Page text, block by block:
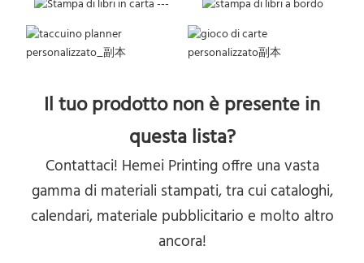
Il tuo prodotto non è presente in
questa lista?
Contattaci! Hemei Printing offre una vasta
gamma di materiali stampati, tra cui cataloghi,
calendari, materiale pubblicitario e molto altro
ancora!